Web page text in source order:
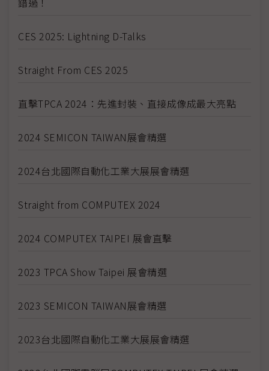
CES 2025: Lightning D-Talks
Straight From CES 2025
直擊TPCA 2024：先進封裝、直接成像成最大亮點
2024 SEMICON TAIWAN展會精選
2024台北國際自動化工業大展展會精選
Straight from COMPUTEX 2024
2024 COMPUTEX TAIPEI 展會直擊
2023 TPCA Show Taipei 展會精選
2023 SEMICON TAIWAN展會精選
2023台北國際自動化工業大展展會精選